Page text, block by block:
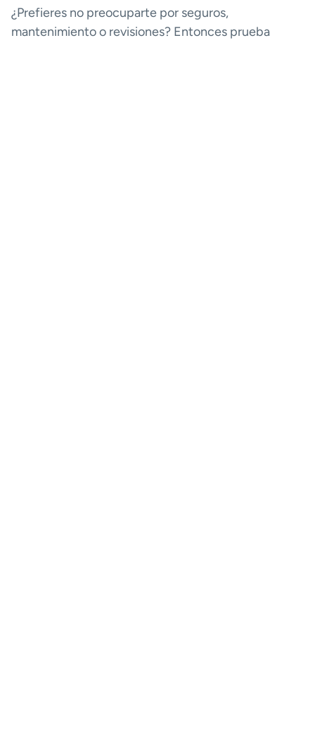
¿Prefieres no preocuparte por seguros,
mantenimiento o revisiones? Entonces prueba